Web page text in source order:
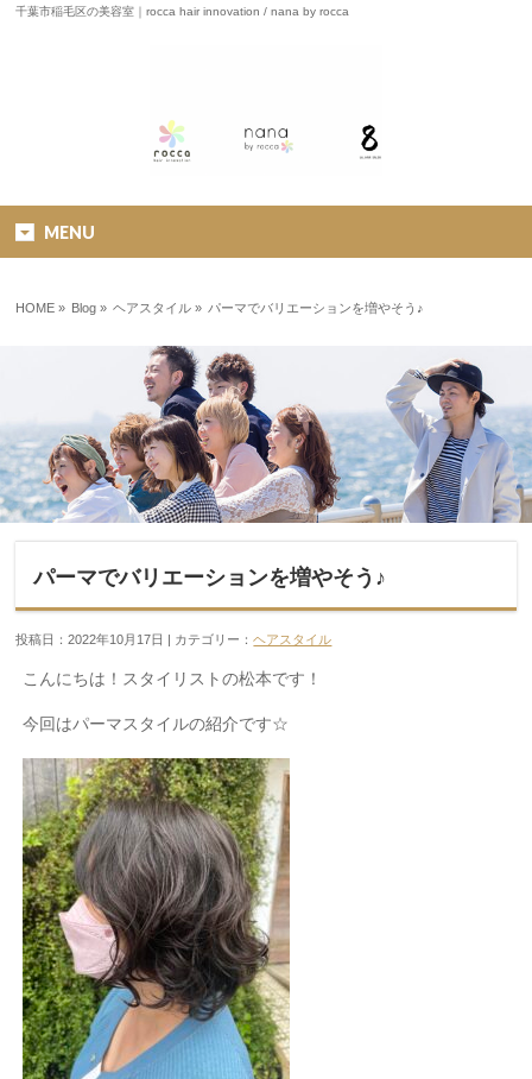
千葉市稲毛区の美容室｜rocca hair innovation / nana by rocca
MENU
HOME » Blog » ヘアスタイル » パーマでバリエーションを増やそう♪
パーマでバリエーションを増やそう♪
投稿日：2022年10月17日 | カテゴリー：ヘアスタイル
こんにちは！スタイリストの松本です！
今回はパーマスタイルの紹介です☆